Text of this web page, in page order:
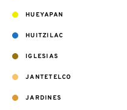
HUEYAPAN
HUITZILAC
IGLESIAS
JANTETELCO
JARDINES